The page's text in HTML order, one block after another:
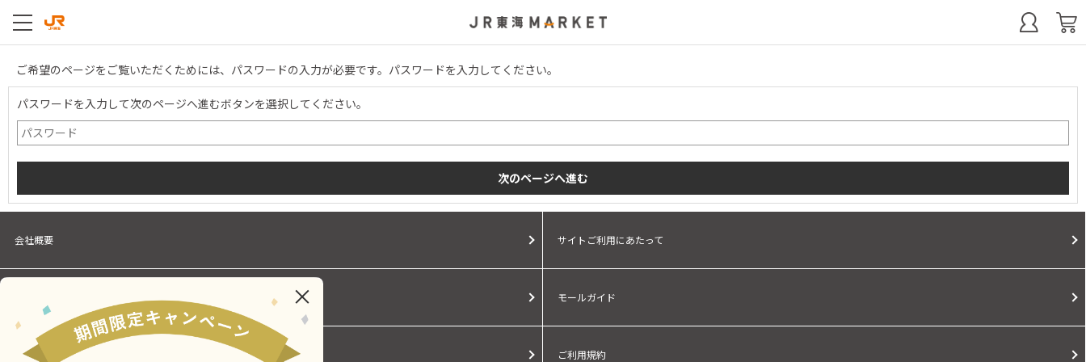
ご希望のページをご覧いただくためには、パスワードの入力が必要です。パスワードを入力してください。
パスワードを入力して次のページへ進むボタンを選択してください。
会社概要 サイトご利用にあたって
モールガイド
Cookieポリシー ご利用規約